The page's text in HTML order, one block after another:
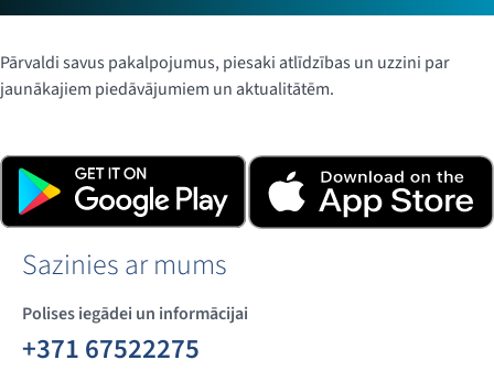
Pārvaldi savus pakalpojumus, piesaki atlīdzības un uzzini par
jaunākajiem piedāvājumiem un aktualitātēm.
Sazinies ar mums
Polises iegādei un informācijai
+371 67522275